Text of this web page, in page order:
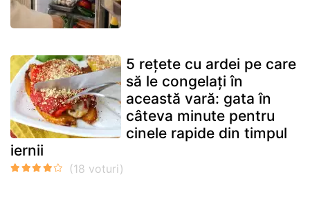
5 rețete cu ardei pe care
să le congelați în
această vară: gata în
câteva minute pentru
cinele rapide din timpul
iernii